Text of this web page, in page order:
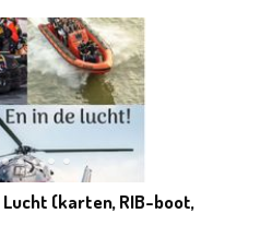
Lucht (karten, RIB-boot,